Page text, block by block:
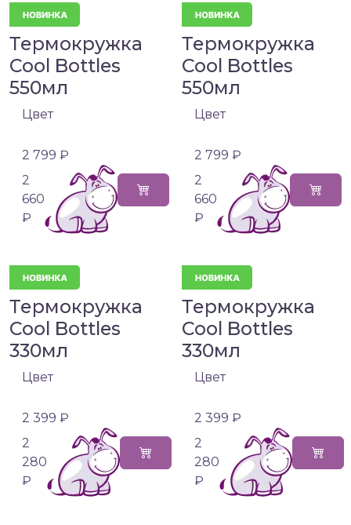
Термокружка
Cool Bottles
550мл
Цвет
2 799 ₽
2
660
₽
Термокружка
Cool Bottles
550мл
Цвет
2 799 ₽
2
660
₽
Термокружка
Cool Bottles
330мл
Цвет
2 399 ₽
2
280
₽
Термокружка
Cool Bottles
330мл
Цвет
2 399 ₽
2
280
₽